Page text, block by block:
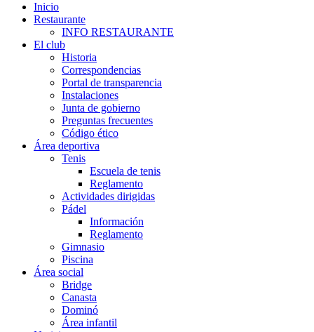
Inicio
Restaurante
INFO RESTAURANTE
El club
Historia
Correspondencias
Portal de transparencia
Instalaciones
Junta de gobierno
Preguntas frecuentes
Código ético
Área deportiva
Tenis
Escuela de tenis
Reglamento
Actividades dirigidas
Pádel
Información
Reglamento
Gimnasio
Piscina
Área social
Bridge
Canasta
Dominó
Área infantil